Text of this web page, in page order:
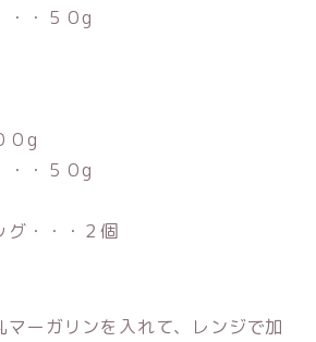
・・５０g
０g
・・５０g
グ・・・２個
マーガリンを入れて、レンジで加